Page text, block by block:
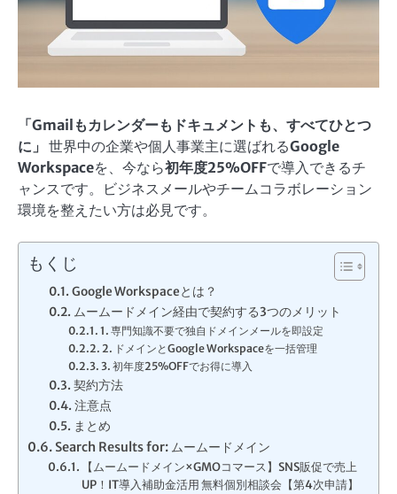
「Gmailもカレンダーもドキュメントも、すべてひとつ
に」 世界中の企業や個人事業主に選ばれるGoogle
Workspaceを、今なら初年度25%OFFで導入できるチ
ャンスです。ビジネスメールやチームコラボレーション
環境を整えたい方は必見です。
もくじ
Google Workspaceとは？
ムームードメイン経由で契約する3つのメリット
1. 専門知識不要で独自ドメインメールを即設定
2. ドメインとGoogle Workspaceを一括管理
3. 初年度25%OFFでお得に導入
契約方法
注意点
まとめ
Search Results for: ムームードメイン
【ムームードメイン×GMOコマース】SNS販促で売上
UP！IT導入補助金活用 無料個別相談会【第4次申請】